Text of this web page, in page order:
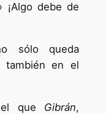
¡Algo debe de
sólo queda
también en el
el que Gibrán,